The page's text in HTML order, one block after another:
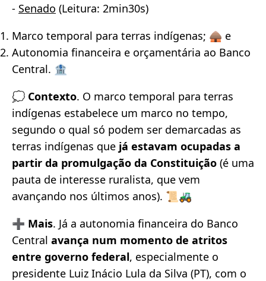
- Senado (Leitura: 2min30s)
Marco temporal para terras indígenas; 🛖 e
Autonomia financeira e orçamentária ao Banco
Central. 🏦
💭 Contexto. O marco temporal para terras
indígenas estabelece um marco no tempo,
segundo o qual só podem ser demarcadas as
terras indígenas que já estavam ocupadas a
partir da promulgação da Constituição (é uma
pauta de interesse ruralista, que vem
avançando nos últimos anos). 📜🚜
➕ Mais. Já a autonomia financeira do Banco
Central avança num momento de atritos
entre governo federal, especialmente o
presidente Luiz Inácio Lula da Silva (PT), com o